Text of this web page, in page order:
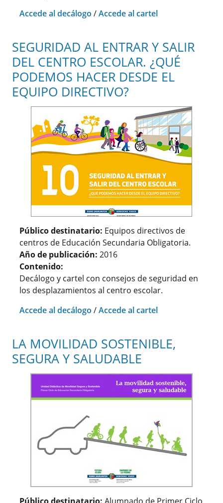
Accede al decálogo /Accede al cartel
SEGURIDAD AL ENTRAR Y SALIR
DEL CENTRO ESCOLAR. ¿QUÉ
PODEMOS HACER DESDE EL
EQUIPO DIRECTIVO?
Público destinatario: Equipos directivos de
centros de Educación Secundaria Obligatoria.
Año de publicación: 2016
Contenido:
Decálogo y cartel con consejos de seguridad en
los desplazamientos al centro escolar.
Accede al decálogo /Accede al cartel
LA MOVILIDAD SOSTENIBLE,
SEGURA Y SALUDABLE